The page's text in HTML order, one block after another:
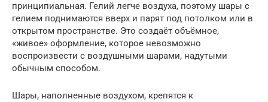
принципиальная. Гелий легче воздуха, поэтому шары с
гелием поднимаются вверх и парят под потолком или в
открытом пространстве. Это создаёт объёмное,
«живое» оформление, которое невозможно
воспроизвести с воздушными шарами, надутыми
обычным способом.
Шары, наполненные воздухом, крепятся к